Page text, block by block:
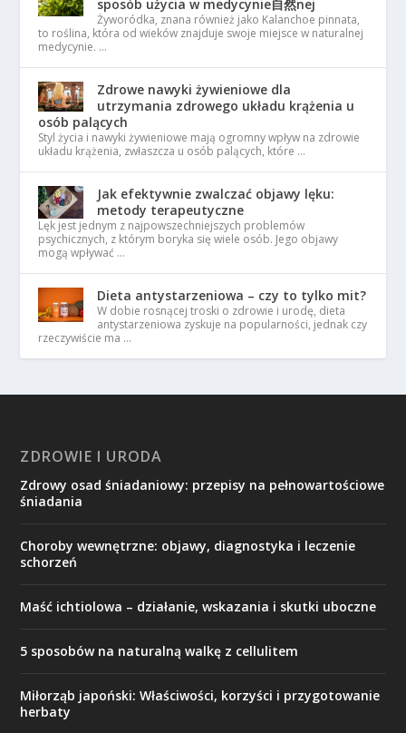
sposób użycia w medycynie自然nej
Żyworódka, znana również jako Kalanchoe pinnata,
to roślina, która od wieków znajduje swoje miejsce w naturalnej
medycynie. …
Zdrowe nawyki żywieniowe dla
utrzymania zdrowego układu krążenia u
osób palących
Styl życia i nawyki żywieniowe mają ogromny wpływ na zdrowie
układu krążenia, zwłaszcza u osób palących, które …
Jak efektywnie zwalczać objawy lęku:
metody terapeutyczne
Lęk jest jednym z najpowszechniejszych problemów
psychicznych, z którym boryka się wiele osób. Jego objawy
mogą wpływać …
Dieta antystarzeniowa – czy to tylko mit?
W dobie rosnącej troski o zdrowie i urodę, dieta
antystarzeniowa zyskuje na popularności, jednak czy
rzeczywiście ma …
ZDROWIE I URODA
Zdrowy osad śniadaniowy: przepisy na pełnowartościowe
śniadania
Choroby wewnętrzne: objawy, diagnostyka i leczenie
schorzeń
Maść ichtiolowa – działanie, wskazania i skutki uboczne
5 sposobów na naturalną walkę z cellulitem
Miłorząb japoński: Właściwości, korzyści i przygotowanie
herbaty